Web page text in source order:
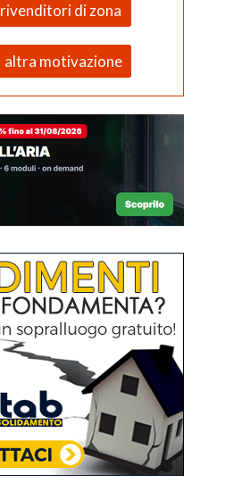
rivenditori di zona
altra motivazione